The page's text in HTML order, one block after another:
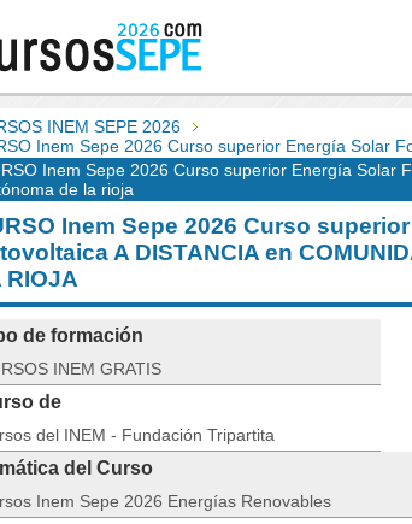
INEM SEPE 2026
Inem Sepe 2026 Curso superior Energía Solar
Inem Sepe 2026 Curso superior Energía Solar
de la rioja
Inem Sepe 2026 Curso
A DISTANCIA en
RIOJA
de formación
INEM GRATIS
de
del INEM - Fundación Tripartita
del Curso
Inem Sepe 2026 Energías Renovables